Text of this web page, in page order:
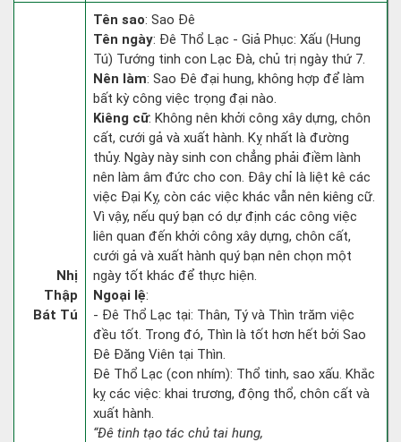
Nhị
Thập
Bát Tú
Tên sao: Sao Đê
Tên ngày: Đê Thổ Lạc - Giả Phục: Xấu (Hung
Tú) Tướng tinh con Lạc Đà, chủ trị ngày thứ 7.
Nên làm: Sao Đê đại hung, không hợp để làm
bất kỳ công việc trọng đại nào.
Kiêng cữ: Không nên khởi công xây dựng, chôn
cất, cưới gả và xuất hành. Kỵ nhất là đường
thủy. Ngày này sinh con chẳng phải điềm lành
nên làm âm đức cho con. Đây chỉ là liệt kê các
việc Đại Kỵ, còn các việc khác vẫn nên kiêng cữ.
Vì vậy, nếu quý bạn có dự định các công việc
liên quan đến khởi công xây dựng, chôn cất,
cưới gả và xuất hành quý bạn nên chọn một
ngày tốt khác để thực hiện.
Ngoại lệ:
- Đê Thổ Lạc tại: Thân, Tý và Thìn trăm việc
đều tốt. Trong đó, Thìn là tốt hơn hết bởi Sao
Đê Đăng Viên tại Thìn.
Đê Thổ Lạc (con nhím): Thổ tinh, sao xấu. Khắc
kỵ các việc: khai trương, động thổ, chôn cất và
xuất hành.
“Đê tinh tạo tác chủ tai hung,